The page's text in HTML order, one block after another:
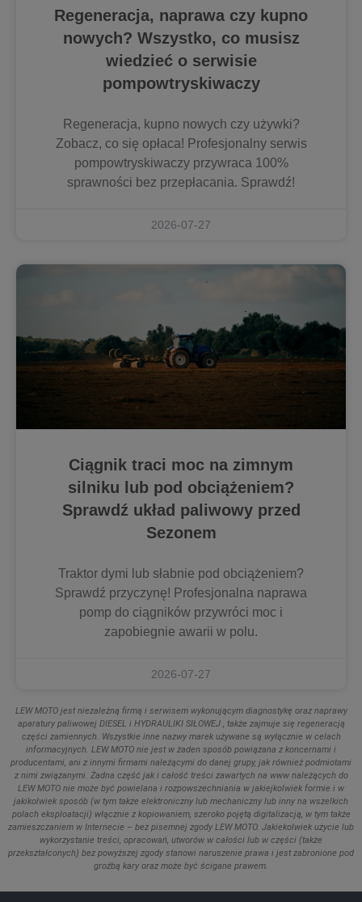
Regeneracja, naprawa czy kupno
nowych? Wszystko, co musisz
wiedzieć o serwisie
pompowtryskiwaczy
Regeneracja, kupno nowych czy używki?
Zobacz, co się opłaca! Profesjonalny serwis
pompowtryskiwaczy przywraca 100%
sprawności bez przepłacania. Sprawdź!
2026-07-27
Ciągnik traci moc na zimnym
silniku lub pod obciążeniem?
Sprawdź układ paliwowy przed
Sezonem
Traktor dymi lub słabnie pod obciążeniem?
Sprawdź przyczynę! Profesjonalna naprawa
pomp do ciągników przywróci moc i
zapobiegnie awarii w polu.
2026-07-27
LEW MOTO jest niezależną firmą i serwisem wykonującym diagnostykę oraz naprawy
aparatury paliwowej DIESEL i HYDRAULIKI SIŁOWEJ , także zajmuje się regeneracją
części zamiennych. Wszystkie inne nazwy marek używane są wyłącznie w celach
informacyjnych. LEW MOTO nie jest w żaden sposób powiązana z koncernami i
producentami, ani z innymi firmami należącymi do danej grupy, jak również podmiotami
z nimi związanymi. Żadna część jak i całość treści zawartych na www należących do
LEW MOTO nie może być powielana i rozpowszechniania w jakiejkolwiek formie i w
jakikolwiek sposób (w tym także elektroniczny lub mechaniczny lub inny na wszelkich
polach eksploatacji) włącznie z kopiowaniem, szeroko pojętą digitalizacją, w tym także
zamieszczaniem w Internecie – bez pisemnej zgody LEW MOTO. Jakiekolwiek użycie lub
wykorzystanie treści, opracowań, utworów w całości lub w części (także
przekształconych) bez powyższej zgody stanowi naruszenie prawa i jest zabronione pod
groźbą kary oraz może być ścigane prawem.